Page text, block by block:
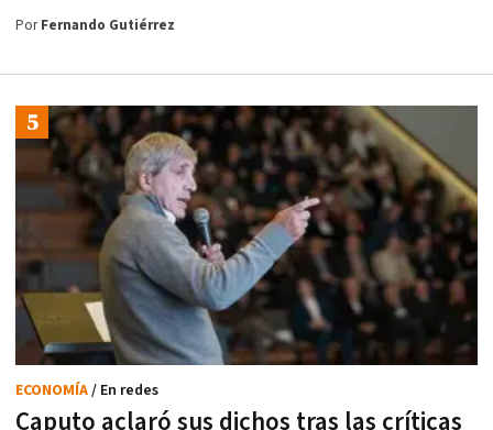
PorFernando Gutiérrez
Caputo aclaró sus dichos tras las críticas
ECONOMÍA/ En redes